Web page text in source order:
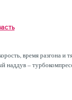
время разгона и
наддув –